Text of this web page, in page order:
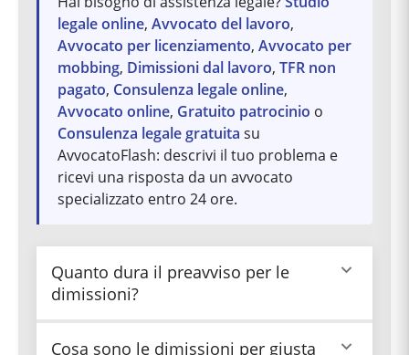
legale online, Avvocato del lavoro,
Avvocato per licenziamento, Avvocato per
mobbing, Dimissioni dal lavoro, TFR non
pagato, Consulenza legale online,
Avvocato online, Gratuito patrocinio o
Consulenza legale gratuita su
AvvocatoFlash: descrivi il tuo problema e
ricevi una risposta da un avvocato
specializzato entro 24 ore.
Quanto dura il preavviso per le
dimissioni?
Il termine di preavviso è fissato dai contratti
Cosa sono le dimissioni per giusta